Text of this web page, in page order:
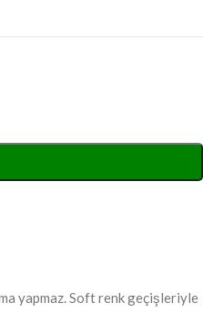
yapmaz. Soft renk geçişleriyle